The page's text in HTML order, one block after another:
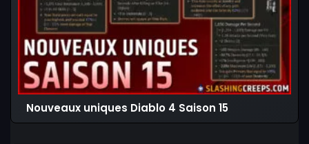
Nouveaux uniques Diablo 4 Saison 15